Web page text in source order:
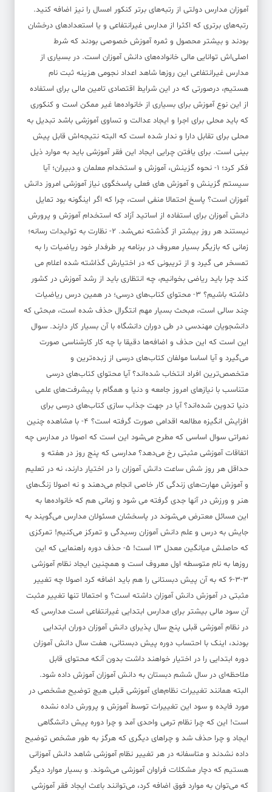
آموزان مدارس دولتی از رتبه‌های برتر کنکور امسال را نیز اضافه کنید.
رتبه‌های برتری که اکثرا از مدارس غیرانتفاعی و یا استعدادهای درخشان
بودند و بیشتر محصول و ثمره آموزش خصوصی بودند که شرط
اصلی‌اش توانایی مالی خانواده‌های دانش آموزان است. در بسیاری از
مدارس غیرانتفاعی این روزها شاهد اعداد نجومی هزینه ثبت نام
هستیم، درصورتی که در این شرایط اقتصادی تامین مالی برای استفاده
از این نوع آموزش برای بسیاری از خانواده‌ها غیر ممکن است و کنکوری
که باید محلی برای اجرا و ایجاد عدالت و تساوی آموزشی باشد تبدیل به
محلی برای تقابل دارا و ندار شده است که البته نتیجه‌اش قابل پیش
بینی است. برای یافتن چرایی ایجاد این فقر آموزشی باید به موارد ذیل
فکر کرد؛ 1- نحوه گزینش، آموزش و استخدام معلمان و دبیران؛ آیا
سیستم گزینش و آموزش های فعلی پاسخگوی نیاز آموزشی امروز دانش
آموزان است؟ پاسخ احتمالا منفی است، چرا که اگر اینگونه بود تمایل
دانش آموزان برای استفاده از اساتید آزاد که استخدام آموزش و پرورش
نیستند هر روز بیشتر از گذشته نمی‌شد. 2- نظارت به تولیدات رسانه؛
زمانی که بازیگر بسیار معروف در برنامه پر طرفدار خود ریاضیات را به
تمسخر می گیرد و از تریبونی که در اختیارش گذاشته شده اعلام می
کند چرا باید ریاضی بخوانیم، چه انتظاری باید از رشد آموزش در کشور
داشته باشیم؟ 3- محتوای کتاب‌های درسی؛ در همین درس ریاضیات
چند سالی است، مبحث بسیار مهم انتگرال حذف شده است، مبحثی که
دانشجویان مهندسی در طی دوران دانشگاه با آن بسیار کار دارند. سوال
این است که این حذف و اضافه‌ها دقیقا با چه کار کارشناسی صورت
می‌گیرد و آیا اساسا مولفان کتاب‌های درسی از زبده‌ترین و
متخصص‌ترین افراد انتخاب شده‌اند؟ آیا محتوای کتاب‌های درسی
متناسب با نیازهای امروز جامعه و دنیا و همگام با پیشرفت‌های علمی
دنیا تدوین شده‌اند؟ آیا در جهت جذاب سازی کتاب‌های درسی برای
افزایش انگیزه مطالعه اقدامی صورت گرفته است؟ 4- با مشاهده چنین
نمراتی سوال اساسی که مطرح می‌شود این است که اصولا در مدارس چه
اتفاقات آموزشی مثبتی رخ می‌دهد؟ مدارسی که پنج روز در هفته و
حداقل هر روز شش ساعت دانش آموزان را در اختیار دارند، نه در تعلیم
و آموزش مهارت‌های زندگی کار خاصی انجام می‌دهند و نه اصولا زنگ‌های
هنر و ورزش در آنها جدی گرفته می شود و زمانی هم که خانواده‌ها به
این مسائل معترض می‌شوند در پاسخشان مسئولان مدارس می‌گویند به
جایش به درس و علم دانش آموزان رسیدگی و تمرکز می‌کنیم! تمرکزی
که حاصلش میانگین معدل 13 است! 5- حذف دوره راهنمایی که این
روزها به نام متوسطه اول معروف است و همچنین ایجاد نظام آموزشی
3-3-6 که به آن پیش دبستانی را هم باید اضافه کرد اصولا چه تغییر
مثبتی در آموزش دانش آموزان داشته است؟ و احتمالا تنها تغییر مثبت
آن سود مالی بیشتر برای مدارس ابتدایی غیرانتفاعی است مدارسی که
در نظام آموزشی قبلی پنج سال پذیرای دانش آموزان دوران ابتدایی
بودند، اینک با احتساب دوره پیش دبستانی، هفت سال دانش آموزان
دوره ابتدایی را در اختیار خواهند داشت بدون آنکه محتوای قابل
ملاحظه‌ای در سال ششم دبستان به دانش آموزان آموزش داده شود.
البته همانند تغییرات نظام‌های آموزشی قبلی هیچ توضیح مشخصی در
مورد فایده و سود این تغییرات توسط آموزش و پرورش داده نشده
است! این که چرا نظام ترمی واحدی آمد و چرا دوره پیش دانشگاهی
ایجاد و چرا حذف شد و چراهای دیگری که هرگز به طور مشخص توضیح
داده نشدند و متاسفانه در هر تغییر نظام آموزشی شاهد دانش آموزانی
هستیم که دچار مشکلات فراوان آموزشی می‌شوند. و بسیار موارد دیگر
که می‌توان به موارد فوق اضافه کرد، می‌توانند باعث ایجاد فقر آموزشی